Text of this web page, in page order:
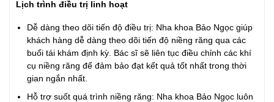
Lịch trình điều trị linh hoạt
Dễ dàng theo dõi tiến độ điều trị: Nha khoa Bảo Ngọc giúp
khách hàng dễ dàng theo dõi tiến độ niềng răng qua các
buổi tái khám định kỳ. Bác sĩ sẽ liên tục điều chỉnh các khí
cụ niềng răng để đảm bảo đạt kết quả tốt nhất trong thời
gian ngắn nhất.
Hỗ trợ suốt quá trình niềng răng: Nha khoa Bảo Ngọc luôn